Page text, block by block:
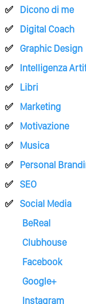
Dicono di me
Digital Coach
Graphic Design
Intelligenza
Libri
Marketing
Motivazione
Musica
Personal
SEO
Social Media
BeReal
Clubhouse
Facebook
Google+
Instagram